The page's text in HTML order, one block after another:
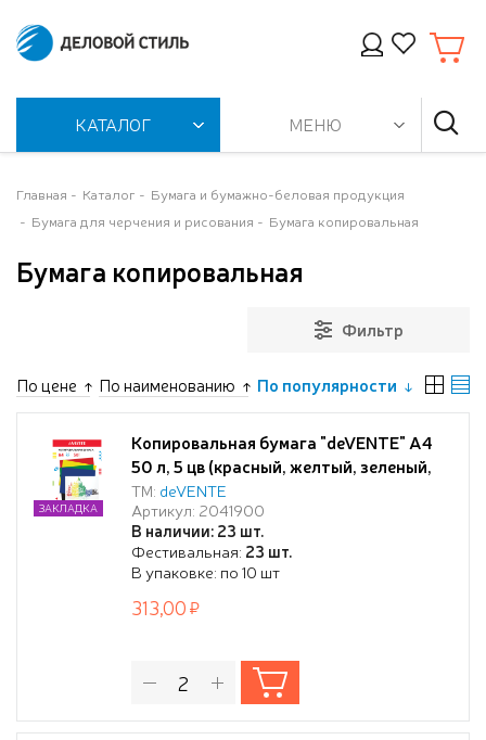
КАТАЛОГ МЕНЮ
Главная Каталог
Бумага и бумажно-беловая продукция
Бумага для черчения и рисования
Бумага копировальная
Бумага копировальная
Фильтр
По цене По наименованию По популярности
Копировальная бумага "deVENTE" A4
50 л, 5 цв (красный, желтый, зеленый,
синий, черный) в картонной папке
ТМ: deVENTE
Артикул: 2041900
В наличии: 23 шт.
Фестивальная: 23 шт.
В упаковке: по 10 шт
ЗАКЛАДКА
313,00